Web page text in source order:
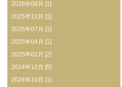
2026年08月 [1]
2025年12月 [1]
2025年07月 [1]
2025年04月 [1]
2025年01月 [2]
2024年12月 [5]
2024年10月 [1]